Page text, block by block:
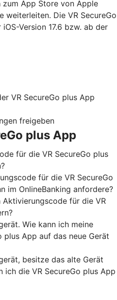
zum App Store von Apple
weiterleiten. Die VR SecureGo
Version 17.6 bzw. ab der
VR SecureGo plus App
freigeben
plus App
für die VR SecureGo plus
für die VR SecureGo
im OnlineBanking anfordere?
Aktivierungscode für die VR
Wie kann ich meine
plus App auf das neue Gerät
besitze das alte Gerät
ich die VR SecureGo plus App